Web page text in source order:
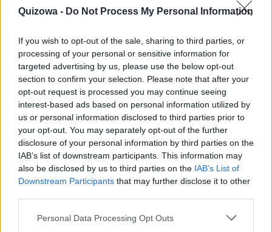
Quizowa - Do Not Process My Personal Information
If you wish to opt-out of the sale, sharing to third parties, or
processing of your personal or sensitive information for
targeted advertising by us, please use the below opt-out
section to confirm your selection. Please note that after your
opt-out request is processed you may continue seeing
interest-based ads based on personal information utilized by
us or personal information disclosed to third parties prior to
your opt-out. You may separately opt-out of the further
disclosure of your personal information by third parties on the
IAB’s list of downstream participants. This information may
also be disclosed by us to third parties on the IAB’s List of
Downstream Participants that may further disclose it to other
Personal Data Processing Opt Outs
Muzyka
uzupe...
Muzyka ·
15 największych przebojów lat 90. - czy
uzupe...